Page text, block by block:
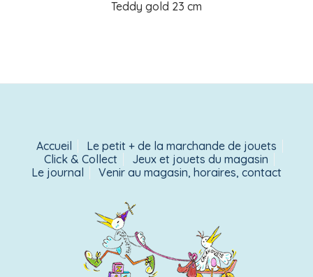
Teddy gold 23 cm
Accueil
Le petit + de la marchande de jouets
Click & Collect
Jeux et jouets du magasin
Le journal
Venir au magasin, horaires, contact